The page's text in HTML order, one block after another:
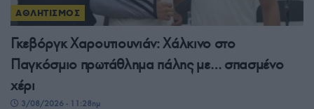
ΑΘΛΗΤΙΣΜΟΣ
Γκεβόργκ Χαρουτιουνιάν: Χάλκινο στο
Παγκόσμιο πρωτάθλημα πάλης με… σπασμένο
χέρι
3/08/2026 - 11:28πμ